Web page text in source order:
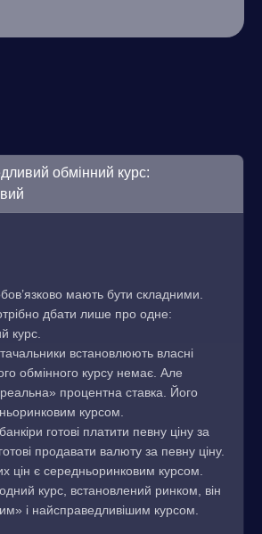
обмінний курс:
мають бути складними.
дбати лише про одне:
курс.
встановлюють власні
обмінного курсу немає. Але
процентна ставка. Його
курсом.
готові платити певну ціну за
продавати валюту за певну ціну.
цін є середньоринковим курсом.
курс, встановлений ринком, він
і найсправедливішим курсом.